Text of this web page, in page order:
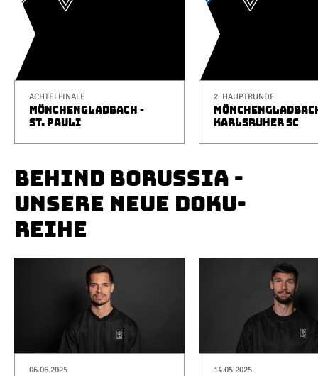
ACHTELFINALE
MÖNCHENGLADBACH -
ST. PAULI
2. HAUPTRUNDE
KARLSRUHER SC
BEHIND BORUSSIA -
UNSERE NEUE DOKU-
REIHE
06.06.2025 14.05.2025